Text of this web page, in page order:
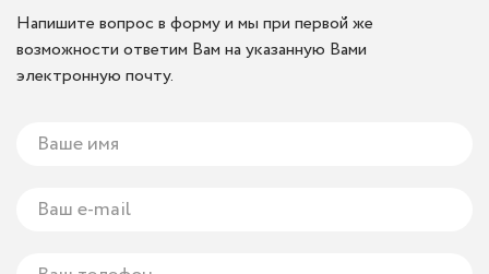
Напишите вопрос в форму и мы при первой же
возможности ответим Вам на указанную Вами
электронную почту.